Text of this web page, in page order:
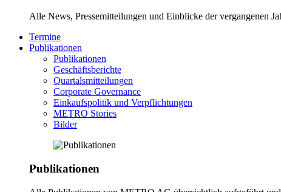
Alle News, Pressemitteilungen und Einblicke der vergangenen
Termine
Publikationen
Publikationen
Geschäftsberichte
Quartalsmitteilungen
Corporate Governance
Einkaufspolitik und Verpflichtungen
METRO Stories
Bilder
Publikationen